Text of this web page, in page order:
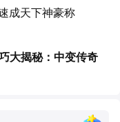
成天下神豪称
大揭秘：中变传奇